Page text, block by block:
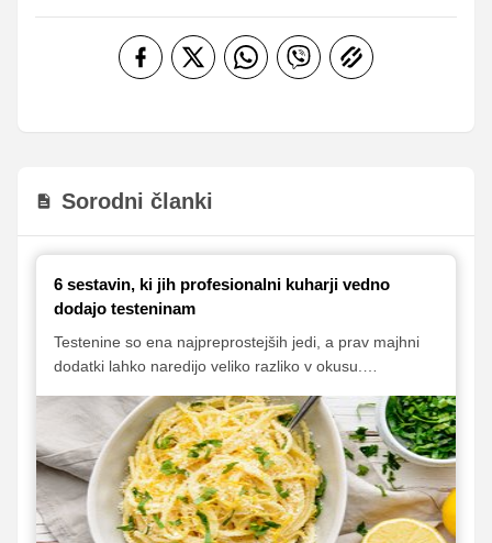
Sorodni članki
6 sestavin, ki jih profesionalni kuharji vedno
dodajo testeninam
Testenine so ena najpreprostejših jedi, a prav majhni
dodatki lahko naredijo veliko razliko v okusu.
preprostih sestavin, s katerimi tudi najbolj osnoven
krožnik 'pašte' spremenijo v aromatično in
uravnoteženo jed.